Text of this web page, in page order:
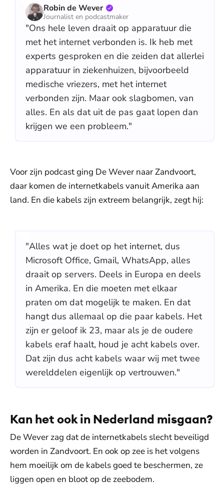
Robin de Wever
Journalist en podcastmaker
"Ons hele leven draait op apparatuur die
met het internet verbonden is. Ik heb met
experts gesproken en die zeiden dat allerlei
apparatuur in ziekenhuizen, bijvoorbeeld
medische vriezers, met het internet
verbonden zijn. Maar ook slagbomen, van
alles. En als dat uit de pas gaat lopen dan
krijgen we een probleem."
Voor zijn podcast ging De Wever naar Zandvoort,
daar komen de internetkabels vanuit Amerika aan
land. En die kabels zijn extreem belangrijk, zegt hij:
"Alles wat je doet op het internet, dus
Microsoft Office, Gmail, WhatsApp, alles
draait op servers. Deels in Europa en deels
in Amerika. En die moeten met elkaar
praten om dat mogelijk te maken. En dat
hangt dus allemaal op die paar kabels. Het
zijn er geloof ik 23, maar als je de oudere
kabels eraf haalt, houd je acht kabels over.
Dat zijn dus acht kabels waar wij met twee
werelddelen eigenlijk op vertrouwen."
Kan het ook in Nederland misgaan?
De Wever zag dat de internetkabels slecht beveiligd
worden in Zandvoort. En ook op zee is het volgens
hem moeilijk om de kabels goed te beschermen, ze
liggen open en bloot op de zeebodem.